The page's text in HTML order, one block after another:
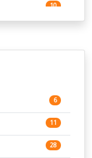
10
3
169
7
6
11
28